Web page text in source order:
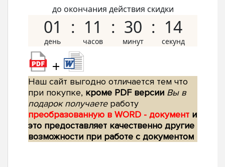
до окончания действия скидки
01 11 30 14
+
Наш сайт выгодно отличается тем что
при покупке, кроме PDF версии Вы в
подарок получаетеработу
преобразованную в WORD - документ и
это предоставляет качественно другие
возможности при работе с документом